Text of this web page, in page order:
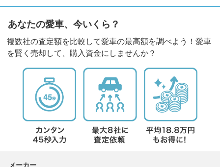
あなたの愛車、今いくら？
複数社の査定額を比較して愛車の最高額を調べよう！愛車
を賢く売却して、購入資金にしませんか？
メーカー